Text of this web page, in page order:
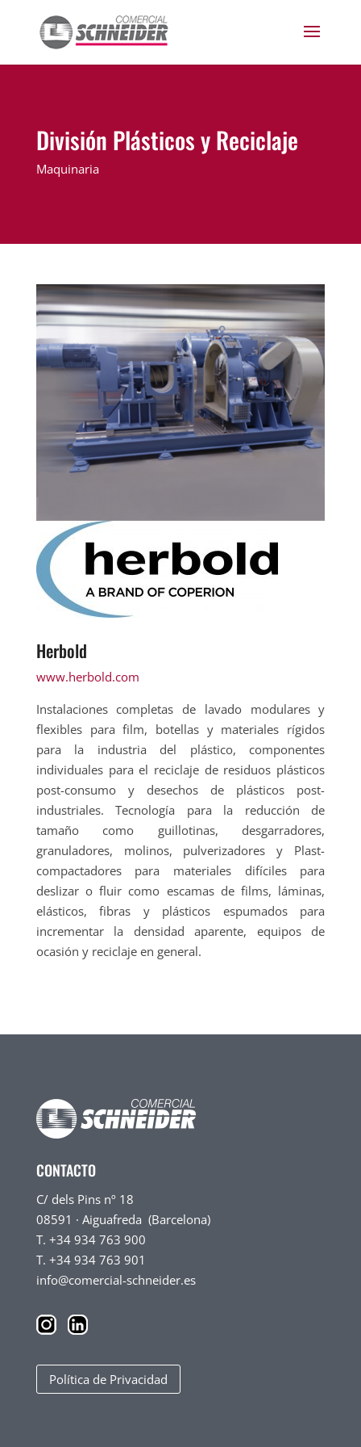
División Plásticos y Reciclaje
Maquinaria
Herbold
www.herbold.com
Instalaciones completas de lavado modulares y
flexibles para film, botellas y materiales rígidos
para la industria del plástico, componentes
individuales para el reciclaje de residuos plásticos
post-consumo y desechos de plásticos post-
industriales. Tecnología para la reducción de
tamaño como guillotinas, desgarradores,
granuladores, molinos, pulverizadores y Plast-
compactadores para materiales difíciles para
deslizar o fluir como escamas de films, láminas,
elásticos, fibras y plásticos espumados para
incrementar la densidad aparente, equipos de
ocasión y reciclaje en general.
CONTACTO
C/ dels Pins nº 18
08591 · Aiguafreda (Barcelona)
T. +34 934 763 900
T. +34 934 763 901
info@comercial-schneider.es
Política de Privacidad